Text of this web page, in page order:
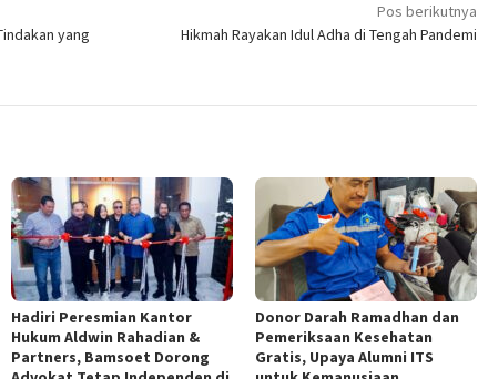
yang
Pos berikutnya
Hikmah Rayakan Idul Adha di Tengah Pandemi
Hadiri Peresmian Kantor
Hukum Aldwin Rahadian &
Partners, Bamsoet Dorong
Donor Darah Ramadhan dan
Pemeriksaan Kesehatan
Gratis, Upaya Alumni ITS